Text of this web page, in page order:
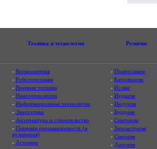
Техника и технологии Религии
- Космонавтика
- Робототехника
- Военная техника
- Нанотехнологии
- Информационные технологии
- Энергетика
- Архитектура и строительство
- Пищевая промышленность (и
кулинария)
- Агромир
-Православие
-Католицизм
-Ислам
-Иудаизм
-Индуизм
-Буддизм
-Синтоизм
-Зороастризм
-Сикхизм
- Даосизм